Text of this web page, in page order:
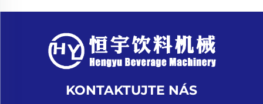
KONTAKTUJTE NÁS